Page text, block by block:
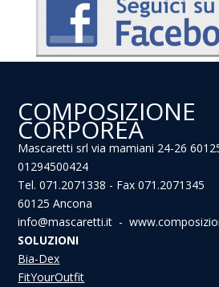
COMPOSIZIONE
CORPOREA
Mascaretti srl via mamiani 24-26
01294500424
Tel. 071.2071338 - Fax 071.2071345
60125 Ancona
info@mascaretti.it -
SOLUZIONI
Bia-Dex
FitYourOutfit